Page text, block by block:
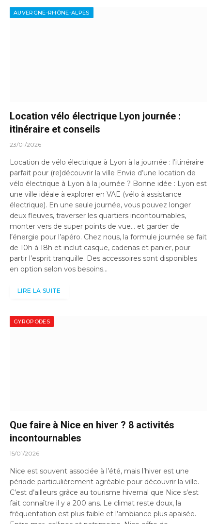
AUVERGNE-RHÔNE-ALPES
Location vélo électrique Lyon journée :
itinéraire et conseils
23/01/2026
Location de vélo électrique à Lyon à la journée : l’itinéraire
parfait pour (re)découvrir la ville Envie d’une location de
vélo électrique à Lyon à la journée ? Bonne idée : Lyon est
une ville idéale à explorer en VAE (vélo à assistance
électrique). En une seule journée, vous pouvez longer
deux fleuves, traverser les quartiers incontournables,
monter vers de super points de vue… et garder de
l’énergie pour l’apéro. Chez nous, la formule journée se fait
de 10h à 18h et inclut casque, cadenas et panier, pour
partir l’esprit tranquille. Des accessoires sont disponibles
en option selon vos besoins…
LIRE LA SUITE
GYROPODES
Que faire à Nice en hiver ? 8 activités
incontournables
15/01/2026
Nice est souvent associée à l’été, mais l’hiver est une
période particulièrement agréable pour découvrir la ville.
C’est d’ailleurs grâce au tourisme hivernal que Nice s’est
fait connaître il y a 200 ans. Le climat reste doux, la
fréquentation est plus faible et l’ambiance plus apaisée.